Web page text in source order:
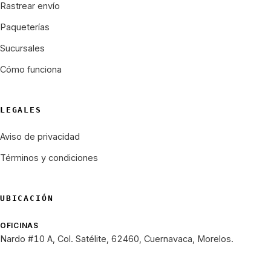
Rastrear envío
Paqueterías
Sucursales
Cómo funciona
LEGALES
Aviso de privacidad
Términos y condiciones
UBICACIÓN
OFICINAS
Nardo #10 A, Col. Satélite, 62460, Cuernavaca, Morelos.